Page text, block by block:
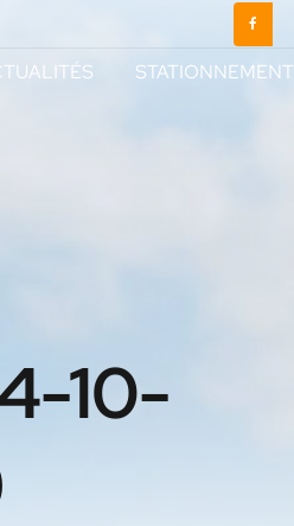
STATIONNEMENT
10-